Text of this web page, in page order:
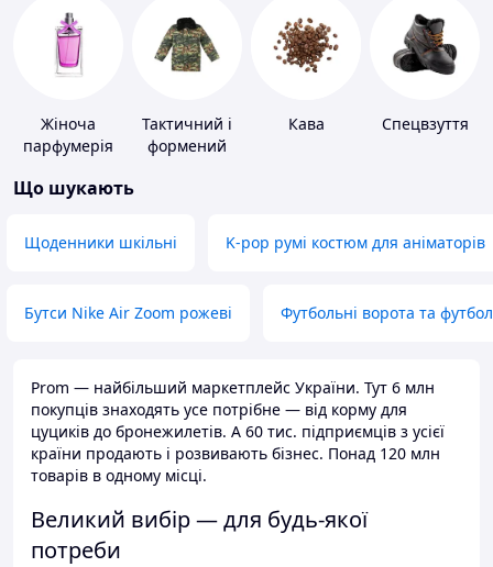
Жіноча
парфумерія
Тактичний і
формений
Кава Спецвзуття
Що шукають
Щоденники шкільні K-pop румі костюм для аніматорів
Бутси Nike Air Zoom рожеві Футбольні ворота та
Prom — найбільший маркетплейс України. Тут 6 млн
покупців знаходять усе потрібне — від корму для
цуциків до бронежилетів. А 60 тис. підприємців з усієї
країни продають і розвивають бізнес. Понад 120 млн
товарів в одному місці.
Великий вибір — для будь-якої
потреби